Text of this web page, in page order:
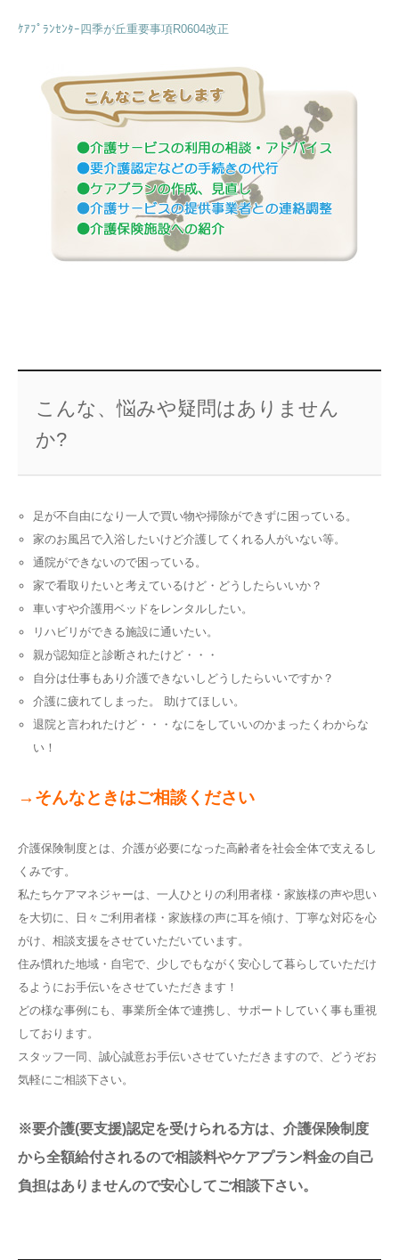
ｹｱﾌﾟﾗﾝｾﾝﾀｰ四季が丘重要事項R0604改正
こんな、悩みや疑問はありません
か?
足が不自由になり一人で買い物や掃除ができずに困っている。
家のお風呂で入浴したいけど介護してくれる人がいない等。
通院ができないので困っている。
家で看取りたいと考えているけど・どうしたらいいか？
車いすや介護用ベッドをレンタルしたい。
リハビリができる施設に通いたい。
親が認知症と診断されたけど・・・
自分は仕事もあり介護できないしどうしたらいいですか？
介護に疲れてしまった。 助けてほしい。
退院と言われたけど・・・なにをしていいのかまったくわからな
い！
→そんなときはご相談ください
介護保険制度とは、介護が必要になった高齢者を社会全体で支えるし
くみです。
私たちケアマネジャーは、一人ひとりの利用者様・家族様の声や思い
を大切に、日々ご利用者様・家族様の声に耳を傾け、丁寧な対応を心
がけ、相談支援をさせていただいています。
住み慣れた地域・自宅で、少しでもながく安心して暮らしていただけ
るようにお手伝いをさせていただきます！
どの様な事例にも、事業所全体で連携し、サポートしていく事も重視
しております。
スタッフ一同、誠心誠意お手伝いさせていただきますので、どうぞお
気軽にご相談下さい。
※要介護(要支援)認定を受けられる方は、介護保険制度
から全額給付されるので相談料やケアプラン料金の自己
負担はありませんので安心してご相談下さい。